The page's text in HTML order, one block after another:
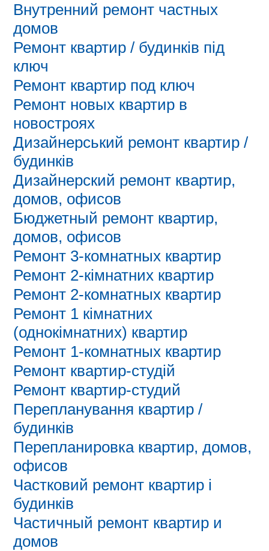
Внутренний ремонт частных
домов
Ремонт квартир / будинків під
ключ
Ремонт квартир под ключ
Ремонт новых квартир в
новостроях
Дизайнерський ремонт квартир /
будинків
Дизайнерский ремонт квартир,
домов, офисов
Бюджетный ремонт квартир,
домов, офисов
Ремонт 3-комнатных квартир
Ремонт 2-кімнатних квартир
Ремонт 2-комнатных квартир
Ремонт 1 кімнатних
(однокімнатних) квартир
Ремонт 1-комнатных квартир
Ремонт квартир-студій
Ремонт квартир-студий
Перепланування квартир /
будинків
Перепланировка квартир, домов,
офисов
Частковий ремонт квартир і
будинків
Частичный ремонт квартир и
домов